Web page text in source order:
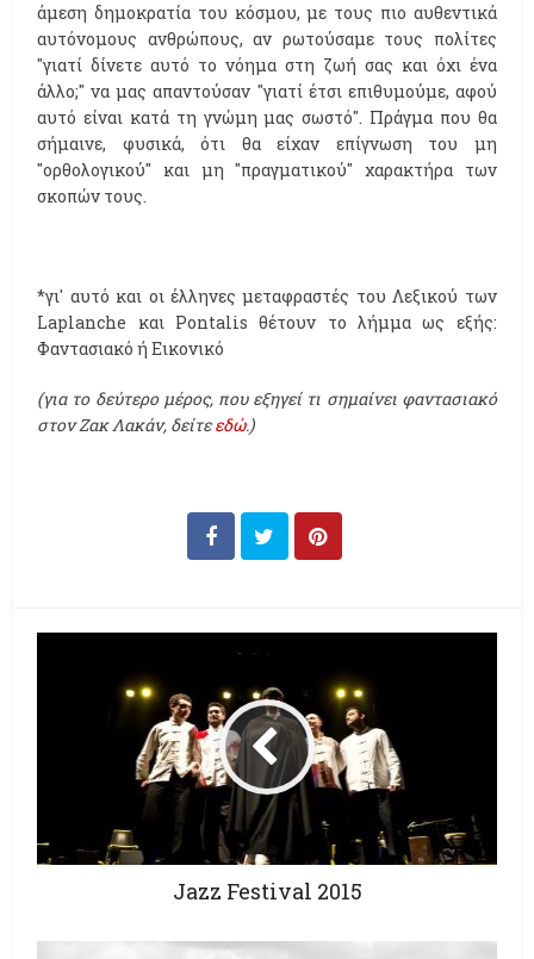
άμεση δημοκρατία του κόσμου, με τους πιο αυθεντικά
αυτόνομους ανθρώπους, αν ρωτούσαμε τους πολίτες
"γιατί δίνετε αυτό το νόημα στη ζωή σας και όχι ένα
άλλο;" να μας απαντούσαν "γιατί έτσι επιθυμούμε, αφού
αυτό είναι κατά τη γνώμη μας σωστό". Πράγμα που θα
σήμαινε, φυσικά, ότι θα είχαν επίγνωση του μη
"ορθολογικού" και μη "πραγματικού" χαρακτήρα των
σκοπών τους.
*γι' αυτό και οι έλληνες μεταφραστές του Λεξικού των
Laplanche και Pontalis θέτουν το λήμμα ως εξής:
Φαντασιακό ή Εικονικό
(για το δεύτερο μέρος, που εξηγεί τι σημαίνει φαντασιακό
στον Ζακ Λακάν, δείτεεδώ.)
Jazz Festival 2015